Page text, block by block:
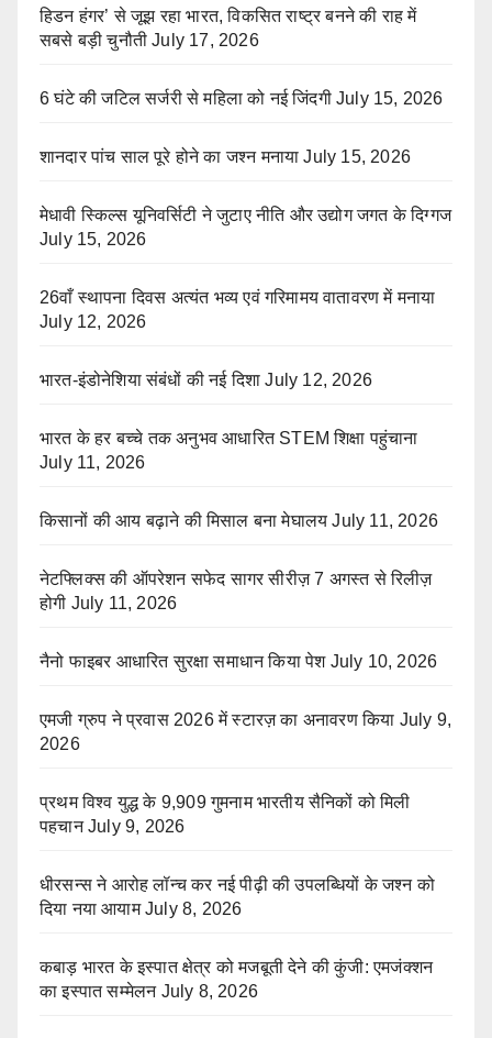
हिडन हंगर’ से जूझ रहा भारत, विकसित राष्ट्र बनने की राह में
सबसे बड़ी चुनौती July 17, 2026
6 घंटे की जटिल सर्जरी से महिला को नई जिंदगी July 15, 2026
शानदार पांच साल पूरे होने का जश्न मनाया July 15, 2026
मेधावी स्किल्स यूनिवर्सिटी ने जुटाए नीति और उद्योग जगत के दिग्गज
July 15, 2026
26वाँ स्थापना दिवस अत्यंत भव्य एवं गरिमामय वातावरण में मनाया
July 12, 2026
भारत-इंडोनेशिया संबंधों की नई दिशा July 12, 2026
भारत के हर बच्चे तक अनुभव आधारित STEM शिक्षा पहुंचाना
July 11, 2026
किसानों की आय बढ़ाने की मिसाल बना मेघालय July 11, 2026
नेटफ्लिक्स की ऑपरेशन सफेद सागर सीरीज़ 7 अगस्त से रिलीज़
होगी July 11, 2026
नैनो फाइबर आधारित सुरक्षा समाधान किया पेश July 10, 2026
एमजी ग्रुप ने प्रवास 2026 में स्टारज़ का अनावरण किया July 9,
2026
प्रथम विश्व युद्ध के 9,909 गुमनाम भारतीय सैनिकों को मिली
पहचान July 9, 2026
धीरसन्स ने आरोह लॉन्च कर नई पीढ़ी की उपलब्धियों के जश्न को
दिया नया आयाम July 8, 2026
कबाड़ भारत के इस्पात क्षेत्र को मजबूती देने की कुंजी: एमजंक्शन
का इस्पात सम्मेलन July 8, 2026